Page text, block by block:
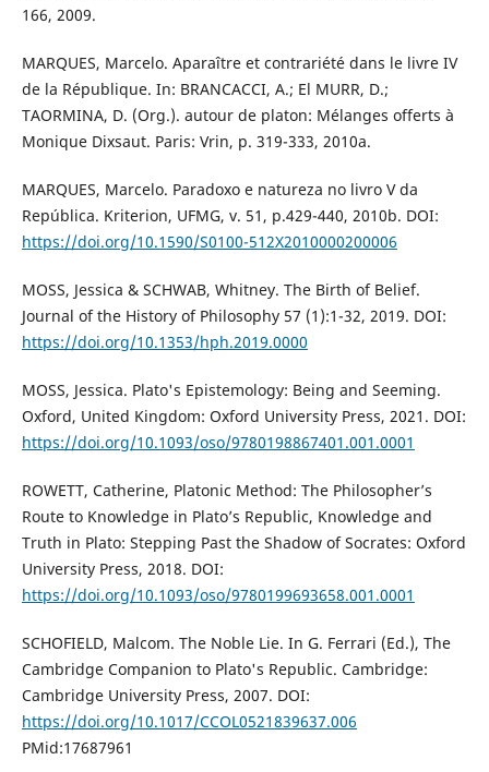
166, 2009.
MARQUES, Marcelo. Aparaître et contrariété dans le livre IV
de la République. In: BRANCACCI, A.; El MURR, D.;
TAORMINA, D. (Org.). autour de platon: Mélanges offerts à
Monique Dixsaut. Paris: Vrin, p. 319-333, 2010a.
MARQUES, Marcelo. Paradoxo e natureza no livro V da
República. Kriterion, UFMG, v. 51, p.429-440, 2010b. DOI:
https://doi.org/10.1590/S0100-512X2010000200006
MOSS, Jessica & SCHWAB, Whitney. The Birth of Belief.
Journal of the History of Philosophy 57 (1):1-32, 2019. DOI:
https://doi.org/10.1353/hph.2019.0000
MOSS, Jessica. Plato's Epistemology: Being and Seeming.
Oxford, United Kingdom: Oxford University Press, 2021. DOI:
https://doi.org/10.1093/oso/9780198867401.001.0001
ROWETT, Catherine, Platonic Method: The Philosopher’s
Route to Knowledge in Plato’s Republic, Knowledge and
Truth in Plato: Stepping Past the Shadow of Socrates: Oxford
University Press, 2018. DOI:
https://doi.org/10.1093/oso/9780199693658.001.0001
SCHOFIELD, Malcom. The Noble Lie. In G. Ferrari (Ed.), The
Cambridge Companion to Plato's Republic. Cambridge:
Cambridge University Press, 2007. DOI:
https://doi.org/10.1017/CCOL0521839637.006
PMid:17687961